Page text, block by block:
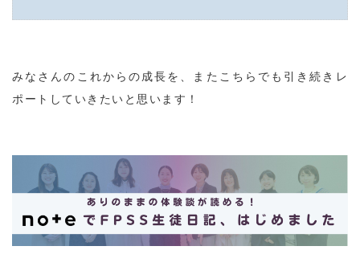
みなさんのこれからの成長を、またこちらでも引き続きレ
ポートしていきたいと思います！